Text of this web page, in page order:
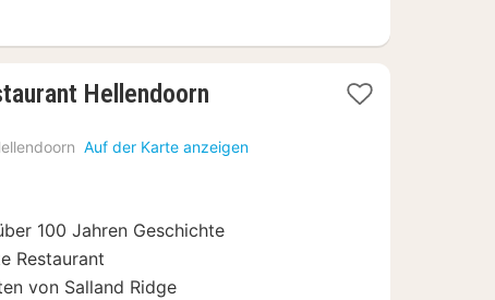
Hellendoorn
ab
Auf der Karte anzeigen
100 Jahren Geschichte
Restaurant
von Salland Ridge